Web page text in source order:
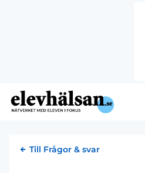
Till Frågor & svar